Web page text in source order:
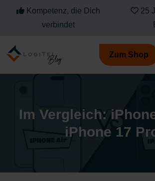
Kompetenz, die Dich
verbindet
25
Zum Shop
Im Vergleich:
iPhone 17